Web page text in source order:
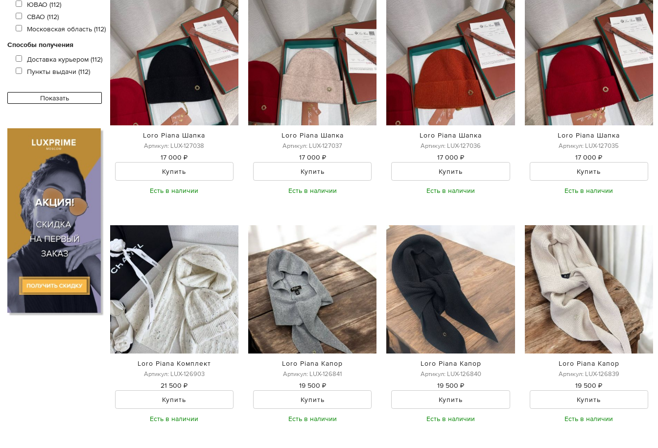
ЮВАО (112)
СВАО (112)
Московская область (112)
Способы получения
Доставка курьером (112)
Пункты выдачи (112)
Loro Piana Шапка
Артикул: LUX-127038
17 000 ₽
Купить
Есть в наличии
Loro Piana Шапка
Артикул: LUX-127037
17 000 ₽
Купить
Есть в наличии
Loro Piana Шапка
Артикул: LUX-127036
17 000 ₽
Купить
Есть в наличии
Loro Piana Шапка
Артикул: LUX-127035
17 000 ₽
Купить
Есть в наличии
Loro Piana Комплект
Артикул: LUX-126903
21 500 ₽
Купить
Есть в наличии
Loro Piana Капор
Артикул: LUX-126841
19 500 ₽
Купить
Есть в наличии
Loro Piana Капор
Артикул: LUX-126840
19 500 ₽
Купить
Есть в наличии
Loro Piana Капор
Артикул: LUX-126839
19 500 ₽
Купить
Есть в наличии